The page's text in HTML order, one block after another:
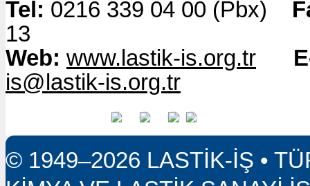
PETKA KALIP
ÖRGÜTLENME EĞİTİMİ
12 Temmuz 2026
Adres:
Küçük Çamlıca
No: 83
Rıza Kuas Genel Merkez
Üsküdar – İstanbul
Tel:0216 339 04 00 (Pbx)
13